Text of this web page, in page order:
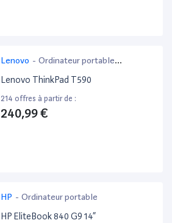
Lenovo - Ordinateur portable
bureautique
Lenovo ThinkPad T590
214 offres à partir de :
240,99 €
HP - Ordinateur portable
HP EliteBook 840 G9 14”